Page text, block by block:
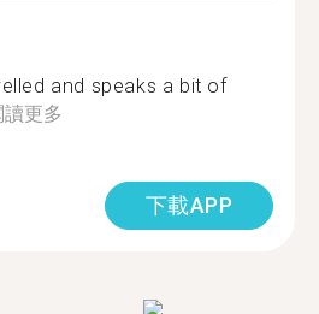
and speaks a bit of
讀更多
下載APP